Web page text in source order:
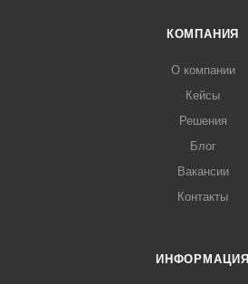
КОМПАНИЯ
О компании
Кейсы
Решения
Блог
Вакансии
Контакты
ИНФОРМАЦИЯ